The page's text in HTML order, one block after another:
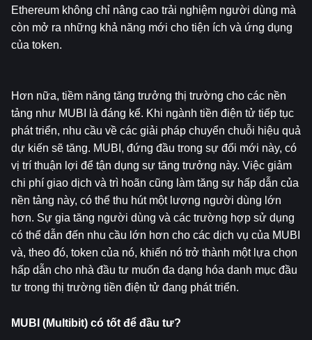
Ethereum không chỉ nâng cao trải nghiệm người dùng mà
còn mở ra những khả năng mới cho tiện ích và ứng dụng
của token.
Hơn nữa, tiềm năng tăng trưởng thị trường cho các nền
tảng như MUBI là đáng kể. Khi ngành tiền điện tử tiếp tục
phát triển, nhu cầu về các giải pháp chuyển chuỗi hiệu quả
dự kiến sẽ tăng. MUBI, đứng đầu trong sự đổi mới này, có
vị trí thuận lợi để tận dụng sự tăng trưởng này. Việc giảm
chi phí giao dịch và trì hoãn cũng làm tăng sự hấp dẫn của
nền tảng này, có thể thu hút một lượng người dùng lớn
hơn. Sự gia tăng người dùng và các trường hợp sử dụng
có thể dẫn đến nhu cầu lớn hơn cho các dịch vụ của MUBI
và, theo đó, token của nó, khiến nó trở thành một lựa chọn
hấp dẫn cho nhà đầu tư muốn đa dạng hóa danh mục đầu
tư trong thị trường tiền điện tử đang phát triển.
MUBI (Multibit) có tốt để đầu tư?